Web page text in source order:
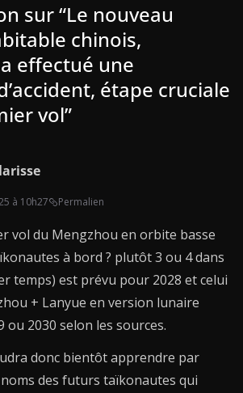
sur “Le nouveau
chinois,
effectué une
étape cruciale
vol”
à 10h27 Permalien
vol du Mengzhou en orbite basse
à bord ? plutôt 3 ou 4 dans
temps) est prévu pour 2028 et celui
+ Lanyue en version lunaire
ou 2030 selon les sources.
donc bientôt apprendre par
des futurs taïkonautes qui